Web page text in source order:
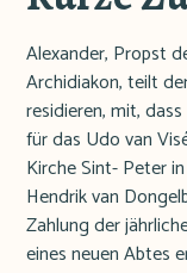
Alexander, Propst
Archidiakon, teilt
residieren, mit,
für das Udo van
Kirche Sint- Peter
Hendrik van
Zahlung der
eines neuen Abtes